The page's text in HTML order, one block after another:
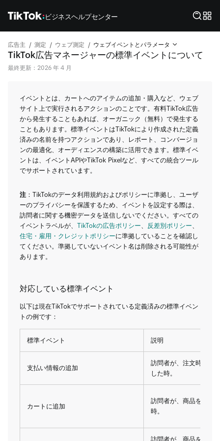
ビジネスヘルプセンター
広告主 / 測定 / ウェブ測定 / ウェブイベントとパラメータ
TikTok広告マネージャーの標準イベントについて
最終更新：2026 年 4 月
イベントとは、カートへのアイテムの追加・購入など、ウェブ
サイト上で実行されるアクションのことです。有料TikTok広告
から発生することもあれば、オーガニック（無料）で発生する
こともあります。標準イベントはTikTokにより作成された定義
済みの名前を持つアクションであり、レポート、コンバージョ
ンの最適化、オーディエンスの構築に活用できます。標準イベ
ントは、イベントAPIやTikTok Pixelなど、すべての統合ツール
でサポートされています。
注 ：TikTokのデータ利用規約およびポリシーに準拠し、ユーザ
ーのプライバシーを保護するため、イベントを設定する際は、
訪問者に関する機密データを送信しないでください。すべての
イベントラベルが、 TikTokの広告ポリシー、 反差別ポリシー、
住宅・雇用・クレジットポリシーに準拠していることを確認し
てください。準拠していないイベント名は削除される可能性が
あります。
対応している標準イベント
以下は現在TikTokでサポートされている定義済みの標準イベン
トの例です：
標準イベント 説明
支払い情報の追加
訪問者が、注文時に支
した時。
カートに追加
訪問者が、商品をカー
時。
訪問者が、商品をお気